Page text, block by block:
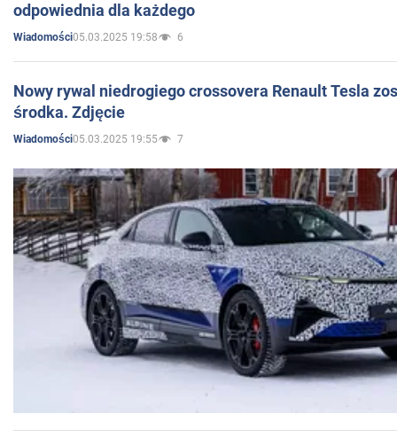
odpowiednia dla każdego
Wiadomości05.03.2025 19:58 6
Nowy rywal niedrogiego crossovera Renault Tesla
środka. Zdjęcie
Wiadomości05.03.2025 19:55 7